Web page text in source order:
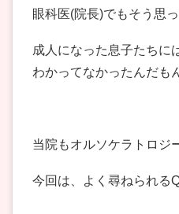
眼科医(院長)でもそう思っ
成人になった息子たちに
わかってなかったんだも
当院もオルソケラトロジ
今回は、よく尋ねられるQ